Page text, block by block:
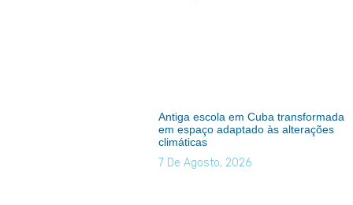
Antiga escola em Cuba transformada
em espaço adaptado às alterações
climáticas
7 De Agosto, 2026